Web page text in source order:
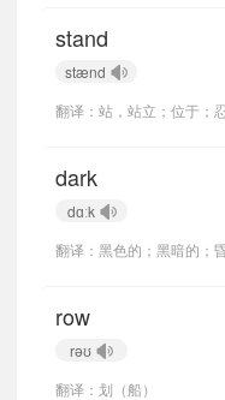
stand
stænd
翻译：站，站立；位于；
dark
dɑːk
翻译：黑色的；黑暗的；
row
rəʊ
翻译：划（船）